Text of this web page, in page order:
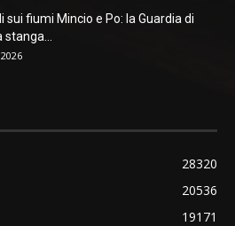
sui fiumi Mincio e Po: la Guardia di
28320
20536
19171